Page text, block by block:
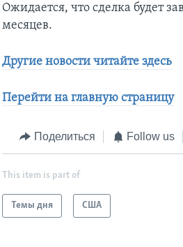
Ожидается, что сделка будет
месяцев.
Другие новости читайте здесь
Перейти на главную страницу
Поделиться Follow us
This item is part of
Темы дня США